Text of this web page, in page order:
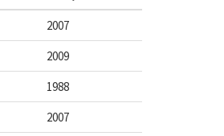
2007
2009
1988
2007